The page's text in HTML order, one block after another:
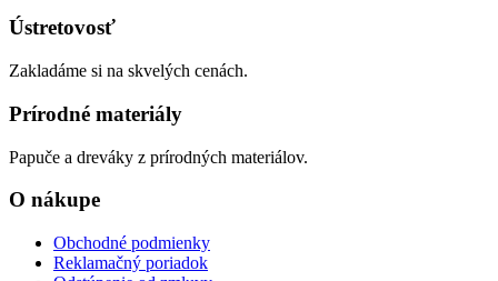
Ústretovosť
Zakladáme si na skvelých cenách.
Prírodné materiály
Papuče a dreváky z prírodných materiálov.
O nákupe
Obchodné podmienky
Reklamačný poriadok